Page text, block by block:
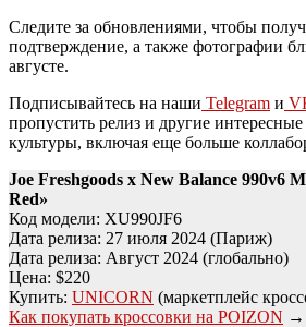
Следите за обновлениями, чтобы
подтверждение, а также фотографии
августе.
Подписывайтесь на наши Telegram и
пропустить релиз и другие
культуры, включая еще больше
Joe Freshgoods x New Balance 990v6
Red»
Код модели: XU990JF6
Дата релиза: 27 июля 2024 (Париж)
Дата релиза: Август 2024 (глобально)
Цена: $220
Купить: UNICORN (маркетплейс
Как покупать кроссовки на POIZON →